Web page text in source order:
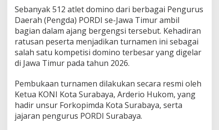
Sebanyak 512 atlet domino dari berbagai Pengurus
Daerah (Pengda) PORDI se-Jawa Timur ambil
bagian dalam ajang bergengsi tersebut. Kehadiran
ratusan peserta menjadikan turnamen ini sebagai
salah satu kompetisi domino terbesar yang digelar
di Jawa Timur pada tahun 2026.
Pembukaan turnamen dilakukan secara resmi oleh
Ketua KONI Kota Surabaya, Arderio Hukom, yang
hadir unsur Forkopimda Kota Surabaya, serta
jajaran pengurus PORDI Surabaya.